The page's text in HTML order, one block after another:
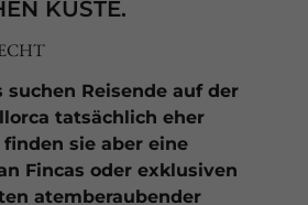
KÜSTE.
suchen Reisende auf der
tatsächlich eher
sie aber eine
Fincas oder exklusiven
atemberaubender